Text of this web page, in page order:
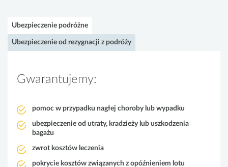
Ubezpieczenie podróżne
Ubezpieczenie od rezygnacji z podróży
Gwarantujemy:
pomoc w przypadku nagłej choroby lub wypadku
ubezpieczenie od utraty, kradzieży lub uszkodzenia
bagażu
zwrot kosztów leczenia
pokrycie kosztów związanych z opóźnieniem lotu